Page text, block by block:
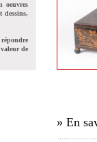
oeuvres
dessins,
de
» En